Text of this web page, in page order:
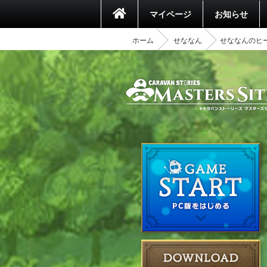
マイページ お知らせ
ホーム せななん せななんのヒ